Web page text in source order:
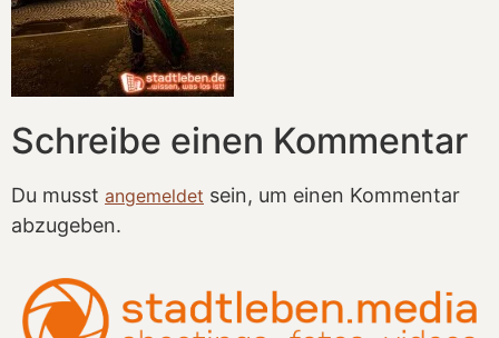
Schreibe einen Kommentar
Du musst angemeldet sein, um einen Kommentar
abzugeben.